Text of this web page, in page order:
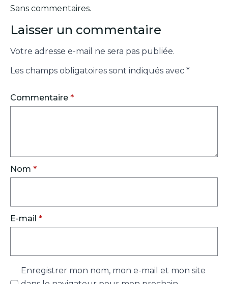
Sans commentaires.
Laisser un commentaire
Votre adresse e-mail ne sera pas publiée.
Les champs obligatoires sont indiqués avec *
Commentaire *
Nom *
E-mail *
Enregistrer mon nom, mon e-mail et mon site